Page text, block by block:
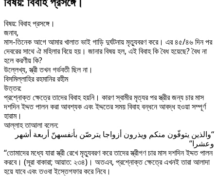
বিষয়: বিবাহ প্রসঙ্গে।
জনাব,
মাস-তিনেক আগে আমার খালাত ভাই গাড়ি দুর্ঘটনায় মৃত্যুবরণ করে। এর ৪৫/৪৬ দিন পর
দেবরের সাথে ঐ মহিলার বিয়ে হয়। জানার বিষয় হল, এই বিবাহ কি বৈধ হয়েছে? বৈধ না
হলে করণীয় কি?
উল্লেখ্য, স্ত্রী তখন গর্ভবতী ছিল না।
বিসমিল্লাহির রহমানির রহীম
উত্তর:
প্রশ্নোক্ত ক্ষেত্রে তাদের বিবাহ হয়নি। কারণ স্বামীর মৃত্যর পর স্ত্রীর জন্য চার মাস
দশদিন ইদ্দত পালন করা আবশ্যক এবং ইদ্দতের সময় বিবাহ বন্ধনে আবদ্ধ হওয়া সম্পূর্ণ
হারাম।
আল্লাহ তাআলা বলেন:
“والذين يتوفّون منكم ويذرون أزواجا يترصّن بأنفسهنّ أربعة أشهر
وعشرا”
“তোমাদের মধ্যে যারা স্ত্রী রেখে মৃত্যুবরণ করে তাদের স্ত্রীগণ চার মাস দশদিন ইদ্দত পালন
করবে। (সূরা বাকারা; আয়াত: ২৩৪)। অতএব, প্রশ্নোক্ত ক্ষেত্রে এখনই তারা আলাদা
হয়ে যাবে এবং তওবা ইস্তেগফার করে নিবে।